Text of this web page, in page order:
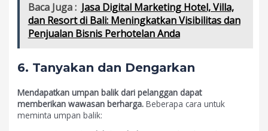
Baca Juga : Jasa Digital Marketing Hotel, Villa,
dan Resort di Bali: Meningkatkan Visibilitas dan
Penjualan Bisnis Perhotelan Anda
6. Tanyakan dan Dengarkan
Mendapatkan umpan balik dari pelanggan dapat
memberikan wawasan berharga. Beberapa cara untuk
meminta umpan balik: